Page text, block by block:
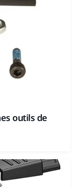
outils de